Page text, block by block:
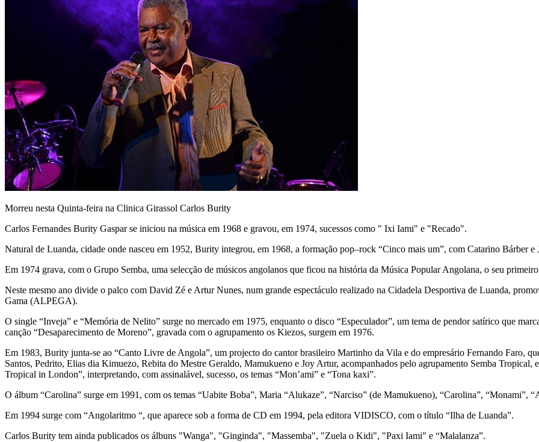
Morreu nesta Quinta-feira na Clinica Girassol Carlos Burity
Carlos Fernandes Burity Gaspar se iniciou na música em 1968 e gravou, em 1974, sucessos como " Ixi Iami" e "Recado".
Natural de Luanda, cidade onde nasceu em 1952, Burity integrou, em 1968, a formação pop–rock “Cinco mais um”, com Catarino Bárber
Em 1974 grava, com o Grupo Semba, uma selecção de músicos angolanos que ficou na história da Música Popular Angolana, o seu
Neste mesmo ano divide o palco com David Zé e Artur Nunes, num grande espectáculo realizado na Cidadela Desportiva de Luanda,
Gama (ALPEGA).
O single “Inveja” e “Memória de Nelito” surge no mercado em 1975, enquanto o disco “Especulador”, um tema de pendor satírico que
canção “Desaparecimento de Moreno”, gravada com o agrupamento os Kiezos, surgem em 1976.
Em 1983, Burity junta-se ao “Canto Livre de Angola”, um projecto do cantor brasileiro Martinho da Vila e do empresário Fernando Faro,
Santos, Pedrito, Elias dia Kimuezo, Rebita do Mestre Geraldo, Mamukueno e Joy Artur, acompanhados pelo agrupamento Semba Tropical,
Tropical in London”, interpretando, com assinalável, sucesso, os temas “Mon’ami” e “Tona kaxi”.
O álbum “Carolina” surge em 1991, com os temas “Uabite Boba”, Maria “Alukaze”, “Narciso” (de Mamukueno), “Carolina”,
Em 1994 surge com “Angolaritmo “, que aparece sob a forma de CD em 1994, pela editora VIDISCO, com o título “Ilha de Luanda”.
Carlos Burity tem ainda publicados os álbuns "Wanga", "Ginginda", "Massemba", "Zuela o Kidi", "Paxi Iami" e “Malalanza”.